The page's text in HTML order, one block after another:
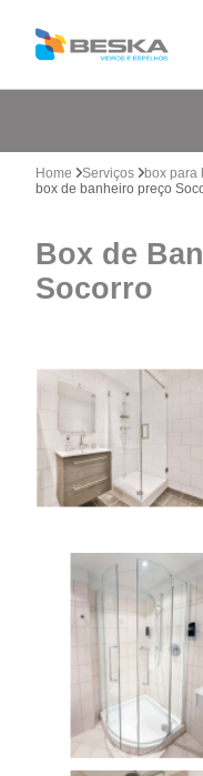
Home Serviços box para
box de banheiro preço
Box de
Socorro